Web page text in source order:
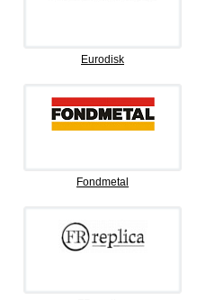
Eurodisk
Fondmetal